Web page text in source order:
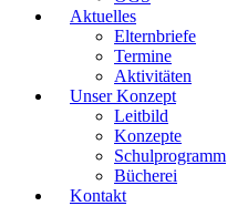
Aktuelles
Elternbriefe
Termine
Aktivitäten
Unser Konzept
Leitbild
Konzepte
Schulprogramm
Bücherei
Kontakt